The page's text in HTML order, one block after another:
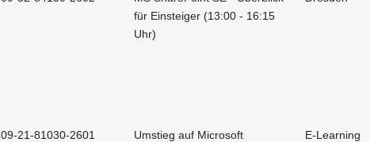
für Einsteiger (13:00 - 16:15
Uhr)
09-21-81030-2601
Umstieg auf Microsoft
E-Learning